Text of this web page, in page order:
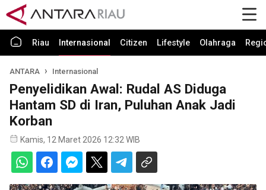
Riau Internasional Citizen Lifestyle Olahraga
ANTARA Internasional
Penyelidikan Awal: Rudal AS Diduga
Hantam SD di Iran, Puluhan Anak Jadi
Korban
Kamis, 12 Maret 2026 12:32 WIB